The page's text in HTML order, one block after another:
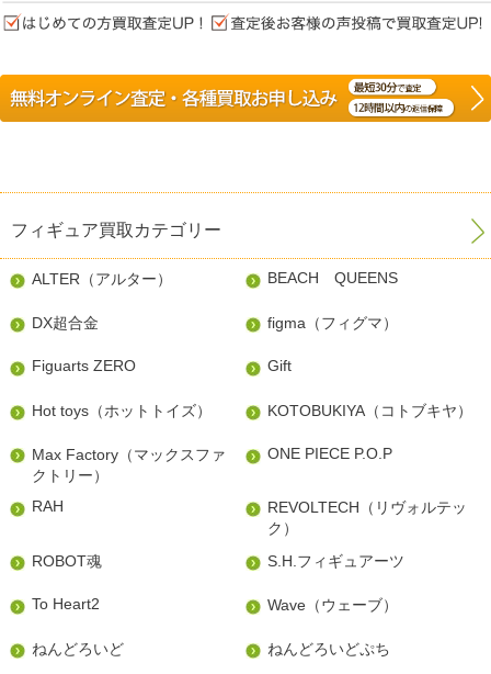
フィギュア買取カテゴリー
ALTER（アルター） BEACH QUEENS
DX超合金 figma（フィグマ）
Figuarts ZERO Gift
Hot toys（ホットトイズ） KOTOBUKIYA（コトブキヤ）
Max Factory（マックスファ
クトリー）
ONE PIECE P.O.P
RAH
REVOLTECH（リヴォルテッ
ク）
ROBOT魂
S.H.フィギュアーツ
To Heart2 Wave（ウェーブ）
ねんどろいど ねんどろいどぷち